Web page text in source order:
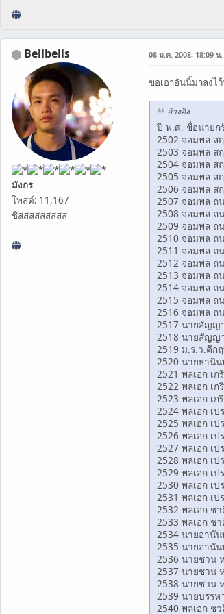
Bellbells
มังกร
โพสต์: 11,167
ชิสสสสสสสสส
08 ม.ค. 2008, 18:09 น.
ขอเอาอันนี้มาลงไ
อ้างอิง
ปี พ.ศ. ชื่อนายก
2502 จอมพล ส
2503 จอมพล ส
2504 จอมพล ส
2505 จอมพล ส
2506 จอมพล ส
2507 จอมพล ถ
2508 จอมพล ถ
2509 จอมพล ถ
2510 จอมพล ถ
2511 จอมพล ถ
2512 จอมพล ถ
2513 จอมพล ถ
2514 จอมพล ถ
2515 จอมพล ถ
2516 จอมพล ถ
2517 นายสัญญ
2518 นายสัญญ
2519 ม.ร.ว.คึก
2520 นายธานิ
2521 พลเอก เ
2522 พลเอก เ
2523 พลเอก เ
2524 พลเอก เ
2525 พลเอก เ
2526 พลเอก เ
2527 พลเอก เ
2528 พลเอก เ
2529 พลเอก เ
2530 พลเอก เ
2531 พลเอก เ
2532 พลเอก ช
2533 พลเอก ช
2534 นายอานั
2535 นายอานั
2536 นายชวน
2537 นายชวน
2538 นายชวน
2539 นายบรร
2540 พลเอก ช